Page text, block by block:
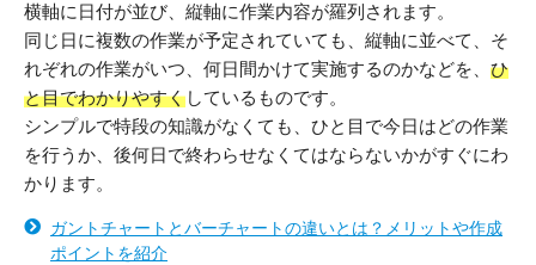
横軸に日付が並び、縦軸に作業内容が羅列されます。
同じ日に複数の作業が予定されていても、縦軸に並べて、そ
れぞれの作業がいつ、何日間かけて実施するのかなどを、 ひ
と目でわかりやすくしているものです。
シンプルで特段の知識がなくても、ひと目で今日はどの作業
を行うか、後何日で終わらせなくてはならないかがすぐにわ
かります。
ガントチャートとバーチャートの違いとは？メリットや作成
ポイントを紹介